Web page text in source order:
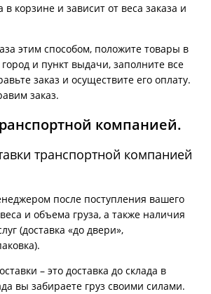
корзине и зависит от веса заказа и
этим способом, положите товары в
и пункт выдачи, заполните все
заказ и осуществите его оплату.
заказ.
компанией.
транспортной компанией
после поступления вашего
и объема груза, а также наличия
(доставка «до двери»,
– это доставка до склада в
вы забираете груз своими силами.